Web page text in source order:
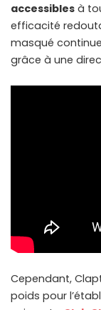
accessibles à
efficacité
masqué
grâce à une
Cependant,
poids pour